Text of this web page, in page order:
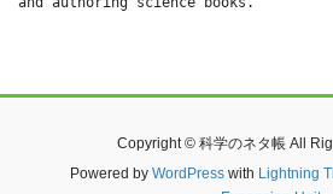
Copyright © 科学のネタ帳 All
Powered by WordPresswith Lightning